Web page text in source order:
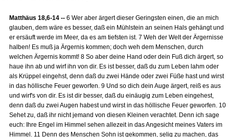
Matthäus 18,6-14 -- 6 Wer aber ärgert dieser Geringsten einen, die an mich
glauben, dem wäre es besser, daß ein Mühlstein an seinen Hals gehängt und
er ersäuft werde im Meer, da es am tiefsten ist. 7 Weh der Welt der Ärgernisse
halben! Es muß ja Ärgernis kommen; doch weh dem Menschen, durch
welchen Ärgernis kommt! 8 So aber deine Hand oder dein Fuß dich ärgert, so
haue ihn ab und wirf ihn von dir. Es ist besser, daß du zum Leben lahm oder
als Krüppel eingehst, denn daß du zwei Hände oder zwei Füße hast und wirst
in das höllische Feuer geworfen. 9 Und so dich dein Auge ärgert, reiß es aus
und wirf's von dir. Es ist dir besser, daß du einäugig zum Leben eingehest,
denn daß du zwei Augen habest und wirst in das höllische Feuer geworfen. 10
Sehet zu, daß ihr nicht jemand von diesen Kleinen verachtet. Denn ich sage
euch: Ihre Engel im Himmel sehen allezeit in das Angesicht meines Vaters im
Himmel. 11 Denn des Menschen Sohn ist gekommen, selig zu machen, das